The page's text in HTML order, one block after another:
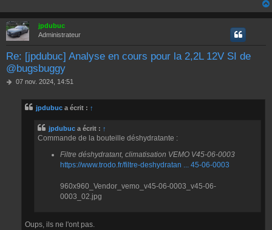
jpdubuc
Administrateur
Re: [jpdubuc] Analyse en cours pour la 2,2L 12V SI de
@bugsbuggy
M
07 nov. 2024, 14:51
jpdubuc a écrit : ↑
jpdubuc a écrit : ↑
Commande de la bouteille déshydratante :
Filtre déshydratant, climatisation VEMO V45-06-0003
https://www.trodo.fr/filtre-deshydratan ... 45-06-0003
960x960_Vendor_vemo_v45-06-0003_v45-06-
0003_02.jpg
Oups, ils ne l'ont pas.